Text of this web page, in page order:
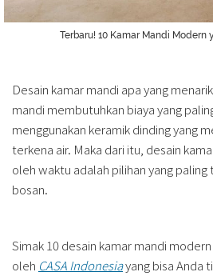
Terbaru! 10 Kamar Mandi Modern
Desain kamar mandi apa yang
mandi membutuhkan biaya yang
menggunakan keramik dinding yang
terkena air. Maka dari itu, desain
oleh waktu adalah pilihan yang
bosan.
Simak 10 desain kamar mandi
oleh CASA Indonesiayang bisa Anda